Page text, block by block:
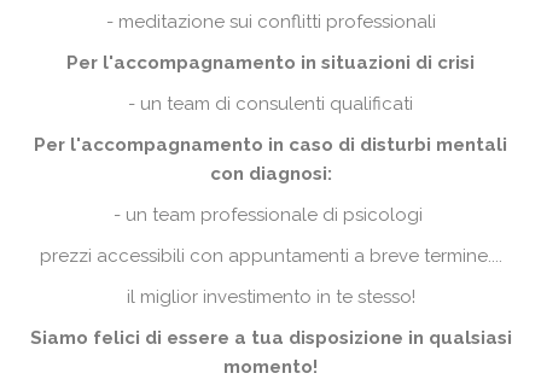
- meditazione sui conflitti professionali
Per l'accompagnamento in situazioni di crisi
- un team di consulenti qualificati
Per l'accompagnamento in caso di disturbi mentali
con diagnosi:
- un team professionale di psicologi
prezzi accessibili con appuntamenti a breve termine....
il miglior investimento in te stesso!
Siamo felici di essere a tua disposizione in qualsiasi
momento!